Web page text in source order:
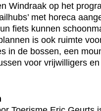
Windraak op het
met horeca
fiets kunnen
is ook ruimte
in de bossen, een
voor vrijwilligers